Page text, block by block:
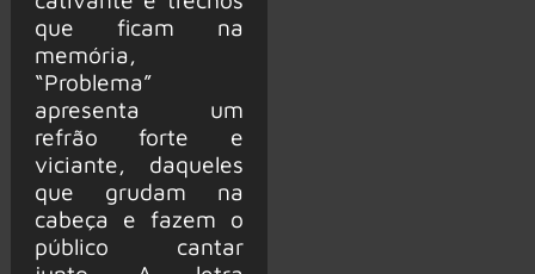
que ficam na
memória,
“Problema”
apresenta um
refrão forte e
viciante, daqueles
que grudam na
cabeça e fazem o
público cantar